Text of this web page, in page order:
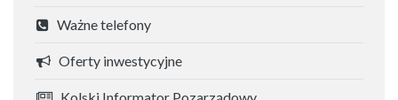
Ważne telefony
Oferty inwestycyjne